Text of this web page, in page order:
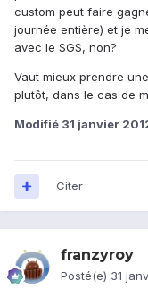
custom peut faire
journée entière) et je
avec le SGS, non?
Vaut mieux prendre
plutôt, dans le cas de
Modifié 31 janvier
Citer
franzyroy
Posté(e) 31